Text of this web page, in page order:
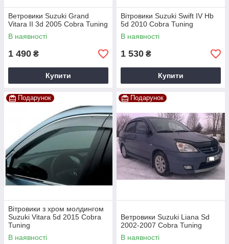
Ветровики Suzuki Grand
Vitara II 3d 2005 Cobra Tuning
В наявності
1 490 ₴
Купити
Вітровики Suzuki Swift IV Hb
5d 2010 Cobra Tuning
В наявності
1 530 ₴
Купити
Подарунок
Вітровики з хром молдингом
Suzuki Vitara 5d 2015 Cobra
Tuning
В наявності
Подарунок
Ветровики Suzuki Liana Sd
2002-2007 Cobra Tuning
В наявності